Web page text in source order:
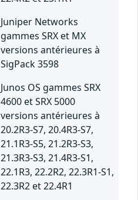
Juniper Networks
gammes SRX et MX
versions antérieures à
SigPack 3598
Junos OS gammes SRX
4600 et SRX 5000
versions antérieures à
20.2R3-S7, 20.4R3-S7,
21.1R3-S5, 21.2R3-S3,
21.3R3-S3, 21.4R3-S1,
22.1R3, 22.2R2, 22.3R1-S1,
22.3R2 et 22.4R1